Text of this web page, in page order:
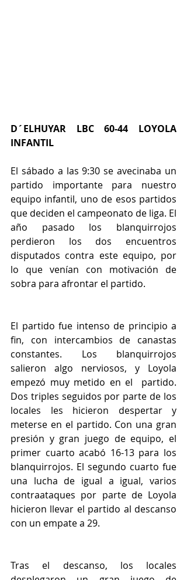
D´ELHUYAR LBC 60-44 LOYOLA
INFANTIL
El sábado a las 9:30 se avecinaba un
partido importante para nuestro
equipo infantil, uno de esos partidos
que deciden el campeonato de liga. El
año pasado los blanquirrojos
perdieron los dos encuentros
disputados contra este equipo, por
lo que venían con motivación de
sobra para afrontar el partido.
El partido fue intenso de principio a
fin, con intercambios de canastas
constantes. Los blanquirrojos
salieron algo nerviosos, y Loyola
empezó muy metido en el  partido.
Dos triples seguidos por parte de los
locales les hicieron despertar y
meterse en el partido. Con una gran
presión y gran juego de equipo, el
primer cuarto acabó 16-13 para los
blanquirrojos. El segundo cuarto fue
una lucha de igual a igual, varios
contraataques por parte de Loyola
hicieron llevar el partido al descanso
con un empate a 29.
Tras el descanso, los locales